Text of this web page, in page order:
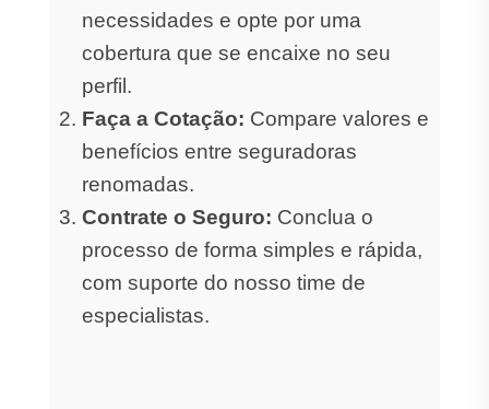
necessidades e opte por uma
cobertura que se encaixe no seu
perfil.
Faça a Cotação: Compare valores e
benefícios entre seguradoras
renomadas.
Contrate o Seguro: Conclua o
processo de forma simples e rápida,
com suporte do nosso time de
especialistas.